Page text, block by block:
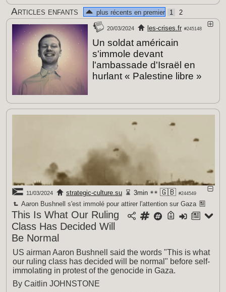
Articles enfants plus récents en premier 1 2
20/03/2024 les-crises.fr #245148
Un soldat américain
s'immole devant
l'ambassade d'Israël en
hurlant « Palestine libre »
11/03/2024 strategic-culture.su 3min 🇬🇧 #244549
Aaron Bushnell s'est immolé pour attirer l'attention sur Gaza
This Is What Our Ruling
Class Has Decided Will
Be Normal
US airman Aaron Bushnell said the words "This is what
our ruling class has decided will be normal" before self-
immolating in protest of the genocide in Gaza.
By Caitlin JOHNSTONE